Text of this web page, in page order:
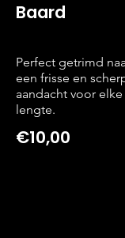
Baard
Perfect getrimd
een frisse en
aandacht voor
lengte.
€10,00